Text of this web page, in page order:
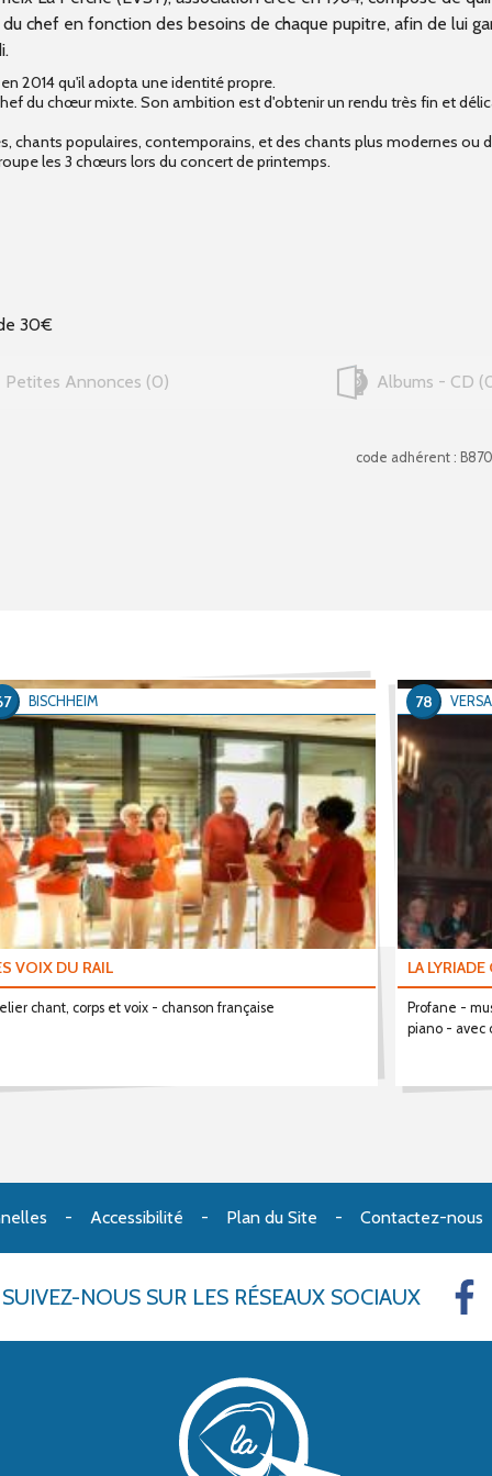
chef en fonction des besoins de chaque pupitre, afin de lui
2014 qu'il adopta une identité propre.
du chœur mixte. Son ambition est d'obtenir un rendu très fin et
chants populaires, contemporains, et des chants plus modernes ou
les 3 chœurs lors du concert de printemps.
30€
Petites Annonces 0 Albums - CD
code adhérent :
VOIX DU RAIL
chant, corps et voix - chanson française
BISCHHEIM
LA
Profane -
piano - avec
78
Accessibilité Plan du Site Contactez-nous
SUIVEZ-NOUS SUR LES RÉSEAUX SOCIAUX